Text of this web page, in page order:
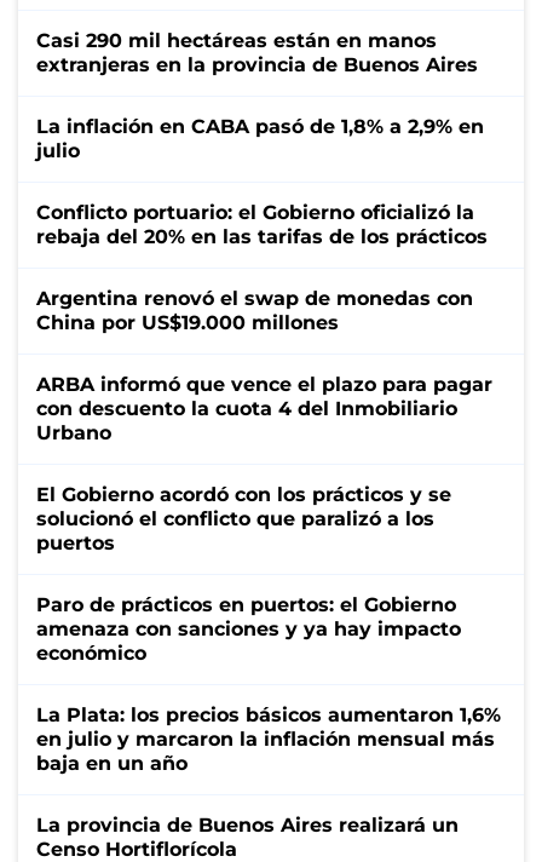
Casi 290 mil hectáreas están en manos
extranjeras en la provincia de Buenos Aires
La inflación en CABA pasó de 1,8% a 2,9% en
julio
Conflicto portuario: el Gobierno oficializó la
rebaja del 20% en las tarifas de los prácticos
Argentina renovó el swap de monedas con
China por US$19.000 millones
ARBA informó que vence el plazo para pagar
con descuento la cuota 4 del Inmobiliario
Urbano
El Gobierno acordó con los prácticos y se
solucionó el conflicto que paralizó a los
puertos
Paro de prácticos en puertos: el Gobierno
amenaza con sanciones y ya hay impacto
económico
La Plata: los precios básicos aumentaron 1,6%
en julio y marcaron la inflación mensual más
baja en un año
La provincia de Buenos Aires realizará un
Censo Hortiflorícola